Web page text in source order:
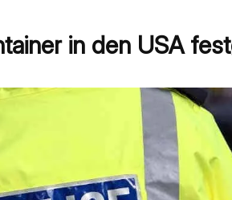
in den USA